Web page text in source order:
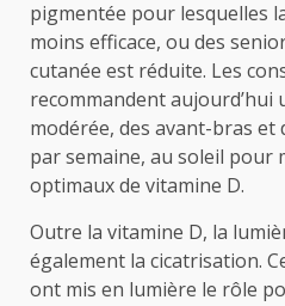
pigmentée pour lesquelles
moins efficace, ou des
cutanée est réduite. Les
recommandent
modérée, des avant-bras
par semaine, au soleil pour
optimaux de vitamine D.
Outre la vitamine D, la
également la cicatrisation.
ont mis en lumière le rôle